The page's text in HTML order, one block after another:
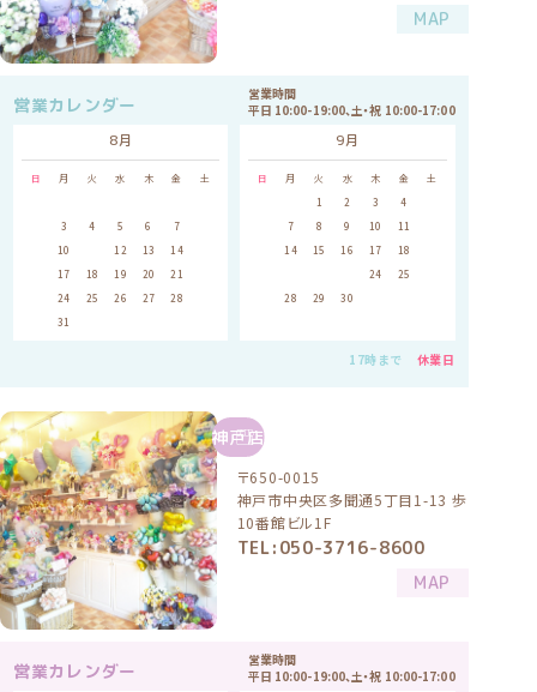
MAP
営業カレンダー
営業時間
平日 10:00-19:00、土・祝 10:00-17:00
8月
日 月 火 水 木 金
土
3 4 5 6 7
10 12 13 14
17 18 19 20 21
24 25 26 27 28
31
9月
日 月 火 水 木 金
土
1
2 3 4
7 8 9 10 11
14 15 16 17 18
24 25
28 29 30
17時まで 休業日
神戸店
〒650-0015
神戸市中央区多聞通5丁目1-13 歩
10番館ビル1F
TEL:050-3716-8600
MAP
営業カレンダー
営業時間
平日 10:00-19:00、土・祝 10:00-17:00